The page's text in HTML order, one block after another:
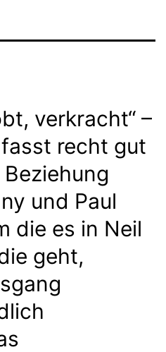
verkracht“ –
recht gut
und Paul
die es in Neil
geht,